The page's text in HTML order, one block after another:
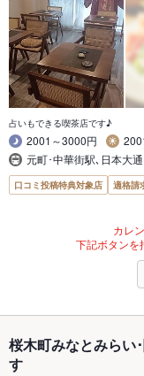
占いもできる喫茶店です♪
2001～3000円
元町･中華街駅､日本大
口コミ投稿特典対象店 適格請
カレ
下記ボタンを
桜木町みなとみらい
す